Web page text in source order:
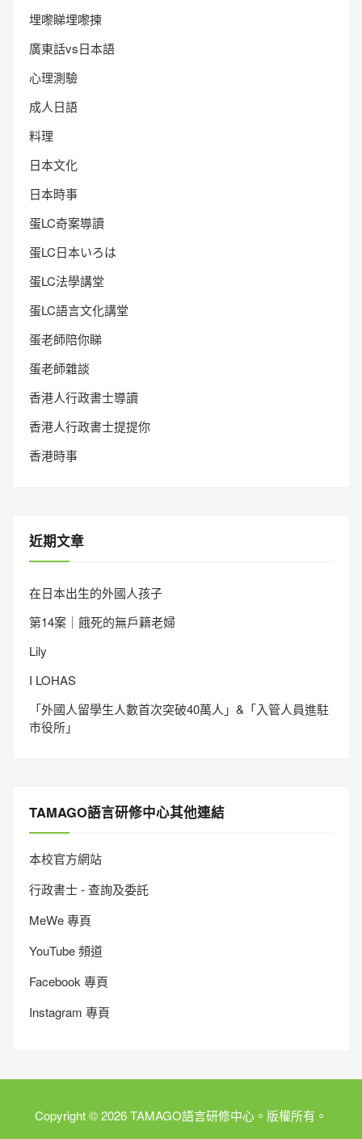
埋嚟睇埋嚟揀
廣東話vs日本語
心理測驗
成人日語
料理
日本文化
日本時事
蛋LC奇案導讀
蛋LC日本いろは
蛋LC法學講堂
蛋LC語言文化講堂
蛋老師陪你睇
蛋老師雜談
香港人行政書士導讀
香港人行政書士提提你
香港時事
近期文章
在日本出生的外國人孩子
第14案｜餓死的無戶籍老婦
Lily
I LOHAS
「外國人留學生人數首次突破40萬人」&「入管人員進駐
市役所」
TAMAGO語言研修中心其他連結
本校官方網站
行政書士 - 查詢及委託
MeWe 專頁
YouTube 頻道
Facebook 專頁
Instagram 專頁
Copyright © 2026 TAMAGO語言研修中心。版權所有。